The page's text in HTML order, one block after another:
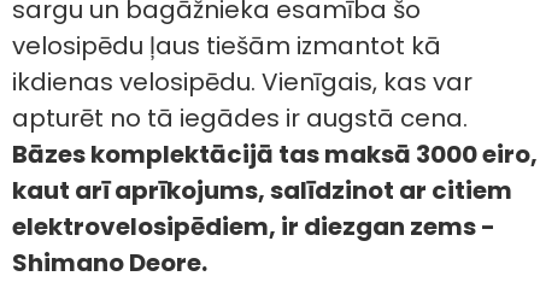
sargu un bagāžnieka esamība šo
velosipēdu ļaus tiešām izmantot kā
ikdienas velosipēdu. Vienīgais, kas var
apturēt no tā iegādes ir augstā cena.
Bāzes komplektācijā tas maksā 3000 eiro,
kaut arī aprīkojums, salīdzinot ar citiem
elektrovelosipēdiem, ir diezgan zems -
Shimano Deore.